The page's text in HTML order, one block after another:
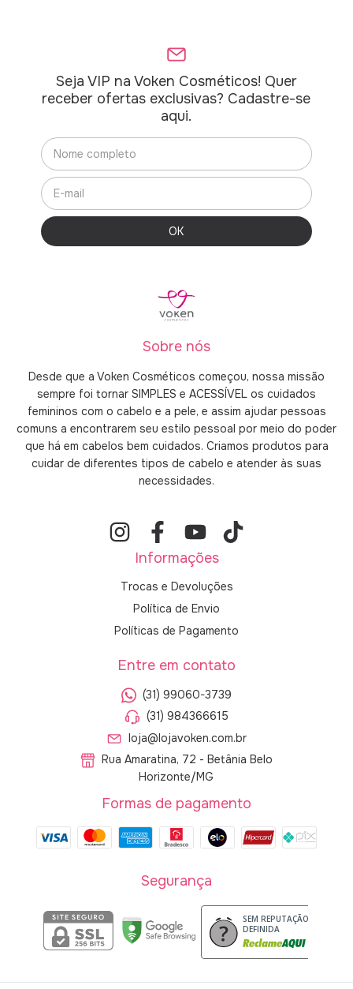
Seja VIP na Voken Cosméticos! Quer
receber ofertas exclusivas? Cadastre-se
aqui.
Sobre nós
Desde que a Voken Cosméticos começou, nossa missão
sempre foi tornar SIMPLES e ACESSÍVEL os cuidados
femininos com o cabelo e a pele, e assim ajudar pessoas
comuns a encontrarem seu estilo pessoal por meio do poder
que há em cabelos bem cuidados. Criamos produtos para
cuidar de diferentes tipos de cabelo e atender às suas
necessidades.
Informações
Trocas e Devoluções
Política de Envio
Políticas de Pagamento
Entre em contato
(31) 99060-3739
(31) 984366615
loja@lojavoken.com.br
Rua Amaratina, 72 - Betânia Belo
Horizonte/MG
Formas de pagamento
Segurança
SEM REPUTAÇÃO
DEFINIDA